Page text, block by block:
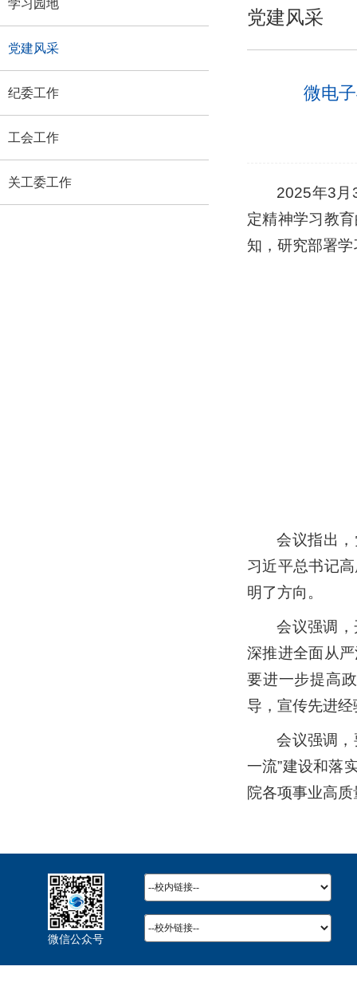
学习园地
党建风采
纪委工作
工会工作
关工委工作
党建风采
微电
2025年3月
定精神学习教
知，研究部署
会议指出
习近平总书记
明了方向。
会议强调
深推进全面从
要进一步提高
导，宣传先进
会议强调
一流”建设和落
院各项事业高
微信公众号